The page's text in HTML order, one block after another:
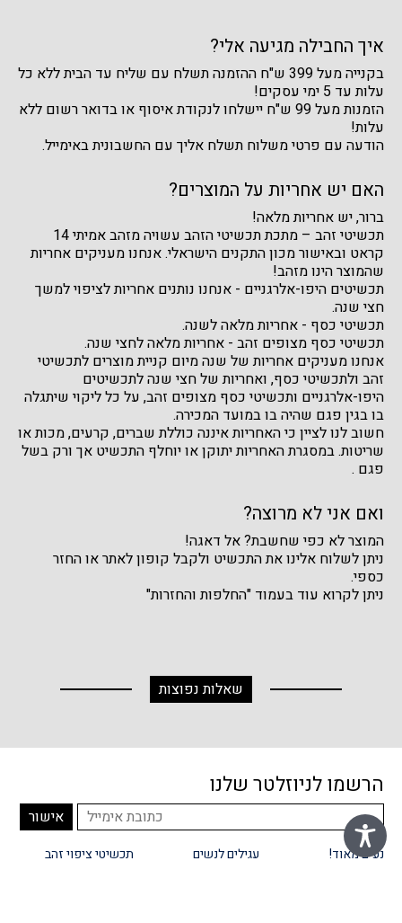
איך החבילה מגיעה אלי?
בקנייה מעל 399 ש"ח ההזמנה תשלח עם שליח עד הבית ללא כל
עלות עד 5 ימי עסקים!
הזמנות מעל 99 ש"ח יישלחו לנקודת איסוף או בדואר רשום ללא
עלות!
הודעה עם פרטי משלוח תשלח אליך עם החשבונית באימייל.
האם יש אחריות על המוצרים?
ברור, יש אחריות מלאה!
תכשיטי זהב – מתכת תכשיטי הזהב עשויה מזהב אמיתי 14
קראט ובאישור מכון התקנים הישראלי. אנחנו מעניקים אחריות
שהמוצר הינו מזהב!
תכשיטים היפו-אלרגניים - אנחנו נותנים אחריות לציפוי למשך
חצי שנה.
תכשיטי כסף - אחריות מלאה לשנה.
תכשיטי כסף מצופים זהב - אחריות מלאה לחצי שנה.
אנחנו מעניקים אחריות של שנה מיום קניית מוצרים לתכשיטי
זהב ולתכשיטי כסף, ואחריות של חצי שנה לתכשיטים
היפו-אלרגניים ותכשיטי כסף מצופים זהב, על כל ליקוי שיתגלה
בו בגין פגם שהיה בו במועד המכירה.
חשוב לנו לציין כי האחריות איננה כוללת שברים, קרעים, מכות או
שריטות. במסגרת האחריות יתוקן או יוחלף התכשיט אך ורק בשל
פגם .
ואם אני לא מרוצה?
המוצר לא כפי שחשבת? אל דאגה!
ניתן לשלוח אלינו את התכשיט ולקבל קופון לאתר או החזר
כספי.
ניתן לקרוא עוד בעמוד "החלפות והחזרות"
שאלות נפוצות
הרשמו לניוזלטר שלנו
נעים מאוד!
עגילים לנשים
תכשיטי ציפוי זהב